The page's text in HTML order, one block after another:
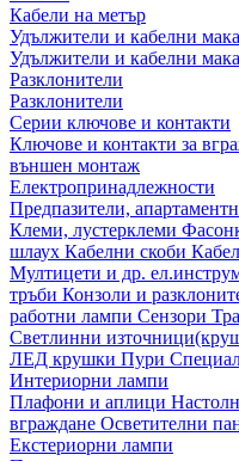
Кабели на метър
Удължители и кабелни
Удължители и кабелни
Разклонители
Разклонители
Серии ключове и контакти
Ключове и контакти за
външен монтаж
Електропринадлежности
Предпазители,
Клеми, лустерклеми
шлаух Кабелни скоби
Мултицети и др.
тръби Конзоли и
работни лампи Сензори
Светлинни
ЛЕД крушки Пури
Интериорни лампи
Плафони и аплици
вграждане Осветителни
Екстериорни лампи